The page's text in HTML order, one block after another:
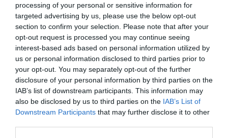
processing of your personal or sensitive information for
targeted advertising by us, please use the below opt-out
section to confirm your selection. Please note that after your
opt-out request is processed you may continue seeing
interest-based ads based on personal information utilized by
us or personal information disclosed to third parties prior to
your opt-out. You may separately opt-out of the further
disclosure of your personal information by third parties on the
IAB’s list of downstream participants. This information may
also be disclosed by us to third parties on the IAB’s List of
Downstream Participants that may further disclose it to other
Lady Gaga a commenté :
22 août 2013 - 11 h 30 min
Après coup on se dit qu’ils auraient pû aussi trouver d’autres
solutions :
Il y a un vol le mardi matin vers 9h Marrakech Geneve ,cela
aurait pû en dépanner une partie (evidemment pas tout l’avion
)limite sur Paris ou Lyon mais il ne faut pas être pressé et
c’est très facile après coup mais bon si on te dit que c’est